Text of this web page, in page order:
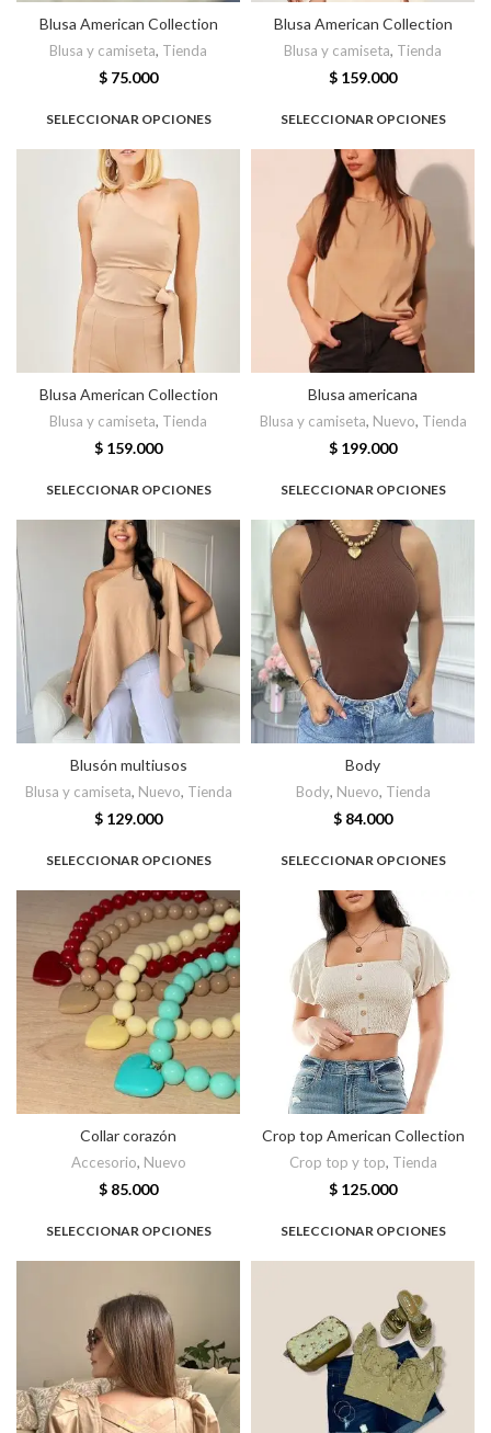
Blusa American Collection
Blusa y camiseta, Tienda
$ 75.000
SELECCIONAR OPCIONES
Blusa American Collection
Blusa y camiseta, Tienda
$ 159.000
SELECCIONAR OPCIONES
Blusa American Collection
Blusa y camiseta, Tienda
$ 159.000
SELECCIONAR OPCIONES
Blusa americana
Blusa y camiseta, Nuevo, Tienda
$ 199.000
SELECCIONAR OPCIONES
Blusón multiusos
Blusa y camiseta, Nuevo, Tienda
$ 129.000
SELECCIONAR OPCIONES
Body
Body, Nuevo, Tienda
$ 84.000
SELECCIONAR OPCIONES
Collar corazón
Accesorio, Nuevo
$ 85.000
SELECCIONAR OPCIONES
Crop top American Collection
Crop top y top, Tienda
$ 125.000
SELECCIONAR OPCIONES